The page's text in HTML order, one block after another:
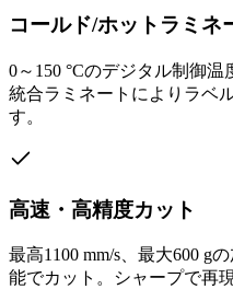
コールド/ホットラミネ
0～150 °Cのデジタル制御
統合ラミネートによりラベ
す。
高速・高精度カット
最高1100 mm/s、最大600 g
能でカット。シャープで再